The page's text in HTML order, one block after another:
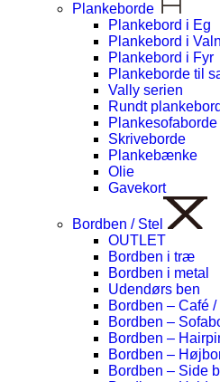
Plankeborde
Plankebord i Eg
Plankebord i
Plankebord i Fyr
Plankeborde til
Vally serien
Rundt plankebord
Plankesofaborde
Skriveborde
Plankebænke
Olie
Gavekort
Bordben / Stel
OUTLET
Bordben i træ
Bordben i metal
Udendørs ben
Bordben – Café
Bordben –
Bordben –
Bordben –
Bordben – Side